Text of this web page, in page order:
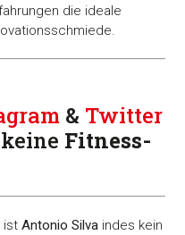
die ideale
& Twitter
Fitness-
istAntonio Silva indes kein